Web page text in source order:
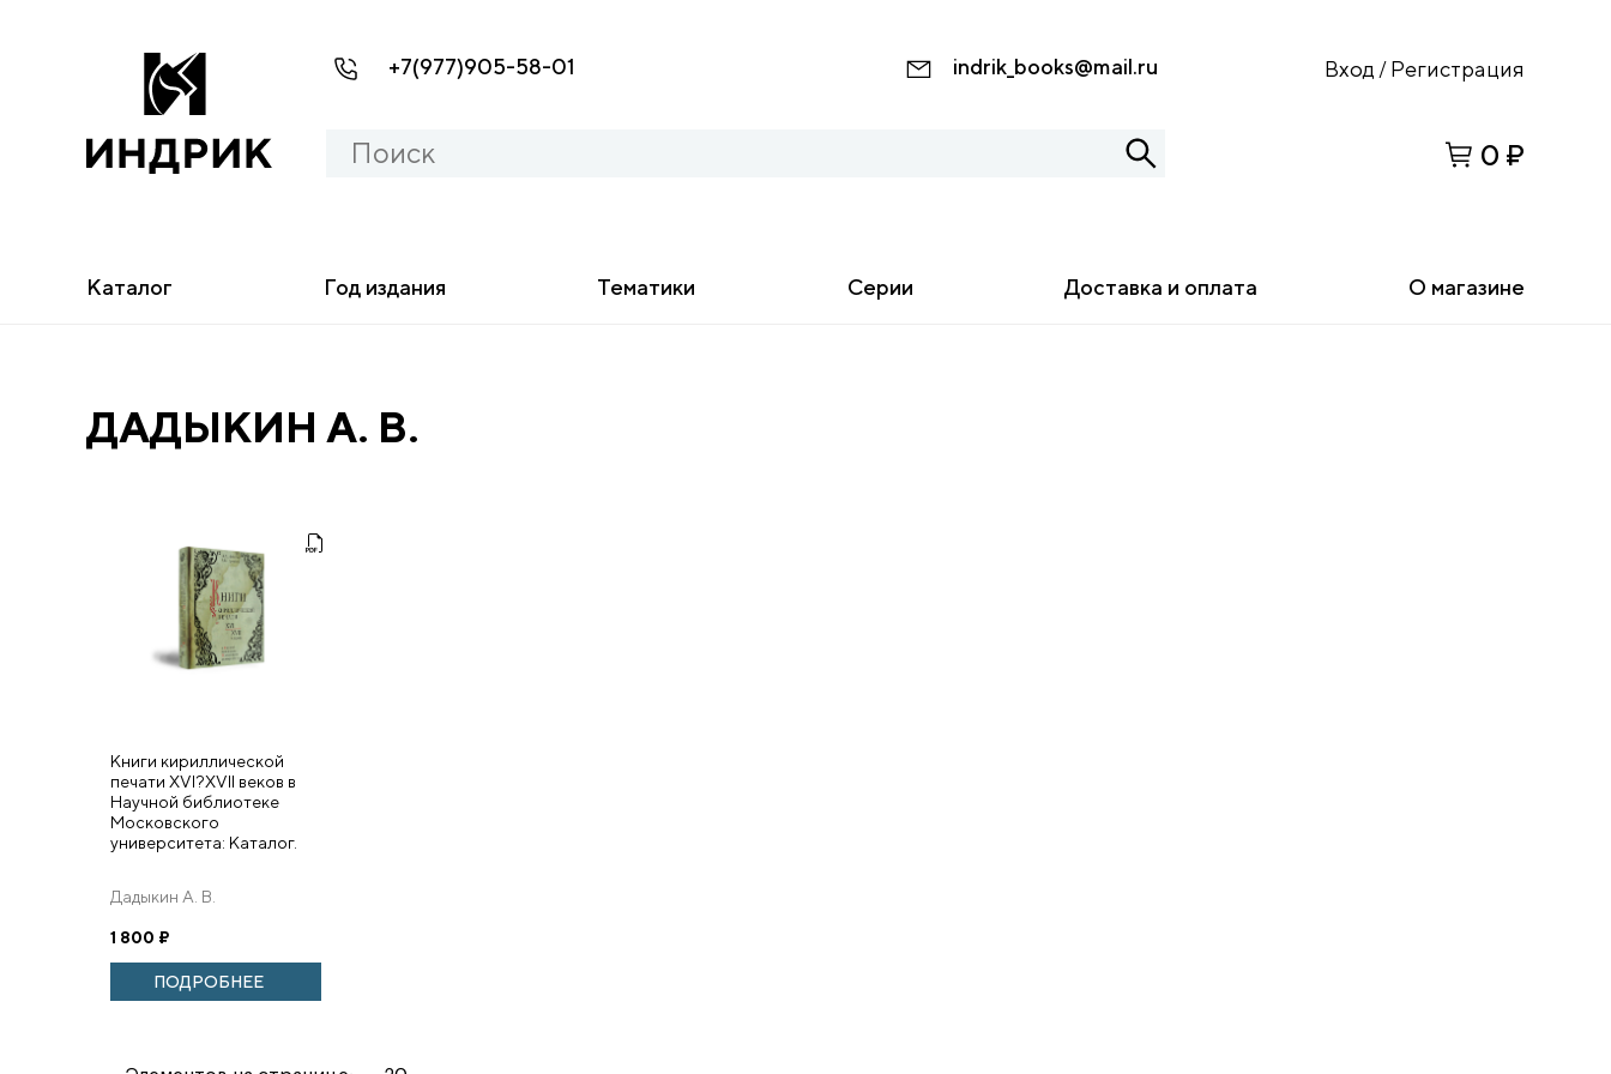
+7(977)905-58-01 indrik_books@mail.ru Вход / Регистрация
0 ₽
Каталог Год издания Тематики Серии Доставка и оплата О магазине
ДАДЫКИН А. В.
Книги кириллической
печати XVI?XVII веков в
Научной библиотеке
Московского
университета: Каталог.
Дадыкин А. В.
1 800 ₽
ПОДРОБНЕЕ